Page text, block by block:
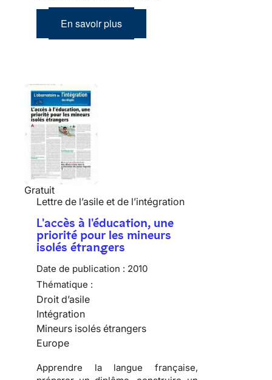
En savoir plus
Gratuit
Lettre de l’asile et de l’intégration
L'accès à l'éducation, une
priorité pour les mineurs
isolés étrangers
Date de publication : 2010
Thématique :
Droit d’asile
Intégration
Mineurs isolés étrangers
Europe
Apprendre la langue française,